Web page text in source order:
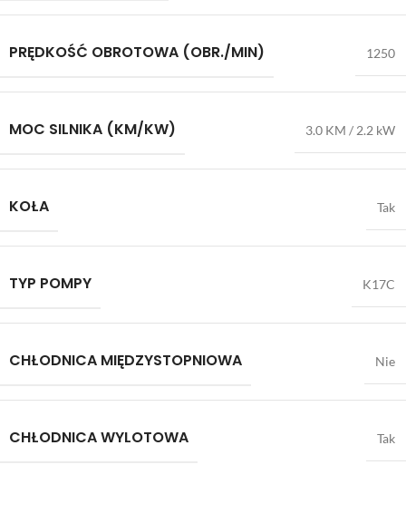
PRĘDKOŚĆ OBROTOWA (OBR./MIN) 1250
MOC SILNIKA (KM/KW) 3.0 KM / 2.2 kW
KOŁA Tak
TYP POMPY K17C
CHŁODNICA MIĘDZYSTOPNIOWA Nie
CHŁODNICA WYLOTOWA Tak